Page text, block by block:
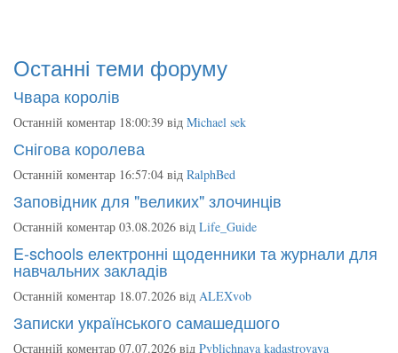
Останні теми форуму
Чвара королів
Останній коментар 18:00:39 від Michael sek
Снігова королева
Останній коментар 16:57:04 від RalphBed
Заповідник для "великих" злочинців
Останній коментар 03.08.2026 від Life_Guide
E-schools електронні щоденники та журнали для
навчальних закладів
Останній коментар 18.07.2026 від ALEXvob
Записки українського самашедшого
Останній коментар 07.07.2026 від Pyblichnaya kadastrovaya